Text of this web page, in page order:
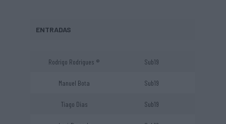
ENTRADAS
Rodrigo Rodrigues ® Sub19
Manuel Bota Sub19
Tiago Dias Sub19